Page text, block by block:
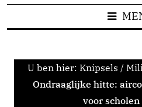
U ben hier: Knipsels /
Ondraaglijke hitte:
voor scholen